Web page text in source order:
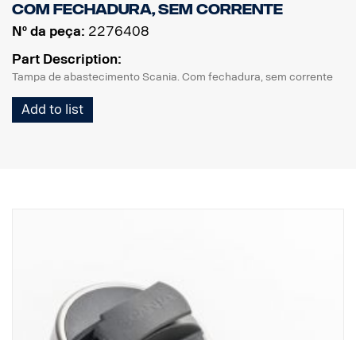
Com fechadura, sem corrente
Nº da peça: 2276408
Part Description:
Tampa de abastecimento Scania. Com fechadura, sem corrente
Add to list